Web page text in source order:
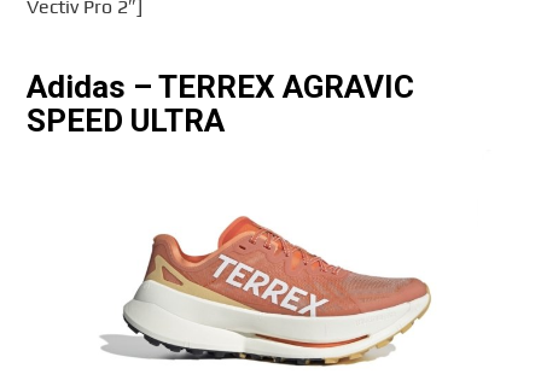
Vectiv Pro 2″]
Adidas – TERREX AGRAVIC
SPEED ULTRA